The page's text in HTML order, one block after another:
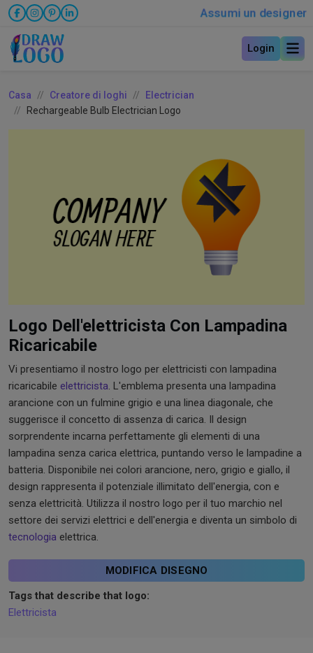
Assumi un designer
Login
Casa Creatore di loghi
Electrician
Rechargeable Bulb Electrician Logo
Logo Dell'elettricista Con Lampadina
Ricaricabile
Vi presentiamo il nostro logo per elettricisti con lampadina
ricaricabile elettricista . L'emblema presenta una lampadina
arancione con un fulmine grigio e una linea diagonale, che
suggerisce il concetto di assenza di carica. Il design
sorprendente incarna perfettamente gli elementi di una
lampadina senza carica elettrica, puntando verso le lampadine a
batteria. Disponibile nei colori arancione, nero, grigio e giallo, il
design rappresenta il potenziale illimitato dell'energia, con e
senza elettricità. Utilizza il nostro logo per il tuo marchio nel
settore dei servizi elettrici e dell'energia e diventa un simbolo di
tecnologia elettrica.
MODIFICA DISEGNO
Tags that describe that logo:
Elettricista